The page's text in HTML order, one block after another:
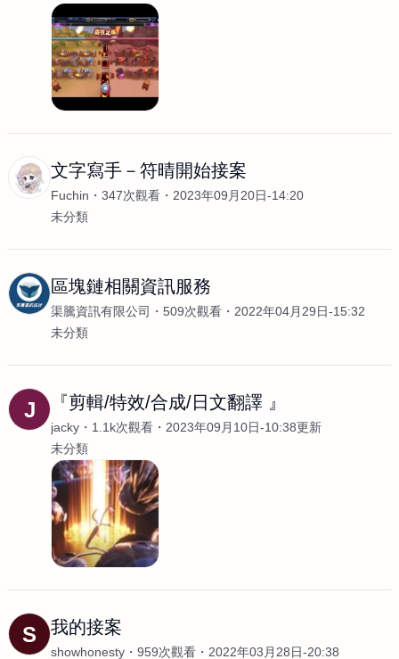
文字寫手－符晴開始接案
Fuchin 347次觀看
2023年09月20日-14:20
未分類
區塊鏈相關資訊服務
渠騰資訊有限公司 509次觀看
2022年04月29日-15:32
未分類
J 『剪輯/特效/合成/日文翻譯 』
jacky 1.1k次觀看
2023年09月10日-10:38更新
未分類
S 我的接案
showhonesty 959次觀看
2022年03月28日-20:38